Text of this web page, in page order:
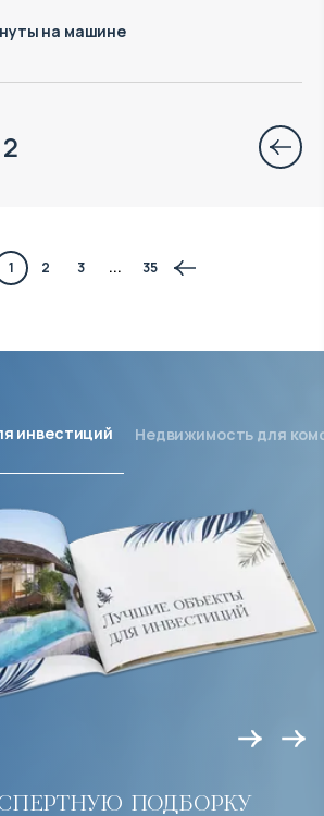
на машине
1 2 3 ... 35
подборку
инвестиций Недвижимость для